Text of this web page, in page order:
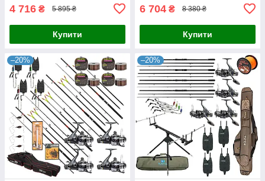
4 716 ₴ 5 895 ₴
Купити
6 704 ₴ 8 380 ₴
Купити
–20% –20%